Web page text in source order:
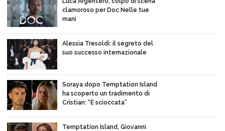
clamoroso per Doc Nelle tue
mani
Alessia Tresoldi: il segreto del
suo successo internazionale
Soraya dopo Temptation Island
ha scoperto un tradimento di
Cristian: “È scioccata”
Temptation Island, Giovanni